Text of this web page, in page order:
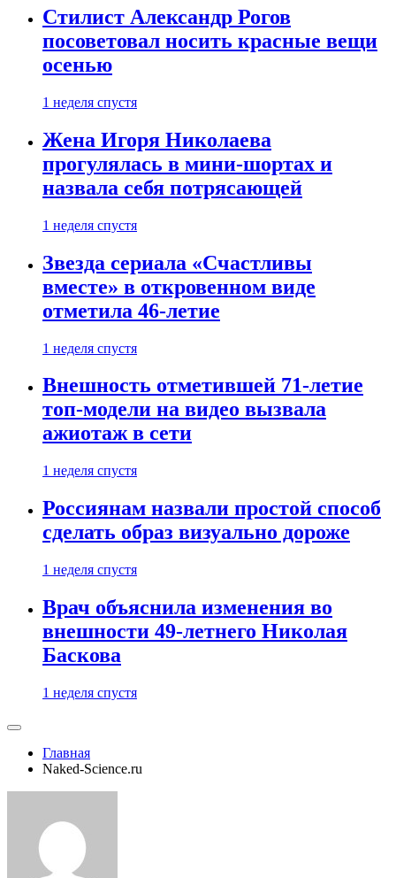
Стилист Александр Рогов
посоветовал носить красные вещи
осенью
1 неделя спустя
Жена Игоря Николаева
прогулялась в мини-шортах и
назвала себя потрясающей
1 неделя спустя
Звезда сериала «Счастливы
вместе» в откровенном виде
отметила 46-летие
1 неделя спустя
Внешность отметившей 71-летие
топ-модели на видео вызвала
ажиотаж в сети
1 неделя спустя
Россиянам назвали простой способ
сделать образ визуально дороже
1 неделя спустя
Врач объяснила изменения во
внешности 49-летнего Николая
Баскова
1 неделя спустя
Главная
Naked-Science.ru